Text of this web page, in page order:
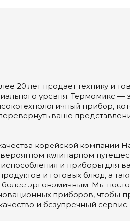
20 лет продает технику и
уровня. Термомикс —
прибор,
ваше
корейской компании
кулинарном
и приборы для
и готовых блюд, а
более эргономичным. Мы
приборов, чтобы
и безупречный сервис.